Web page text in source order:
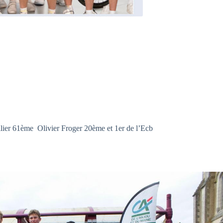
61ème Olivier Froger 20ème et 1er de l’Ecb